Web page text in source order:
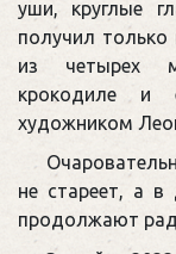
уши, круглые
получил только
из четырех
крокодиле и
художником
не стареет, а в
продолжают